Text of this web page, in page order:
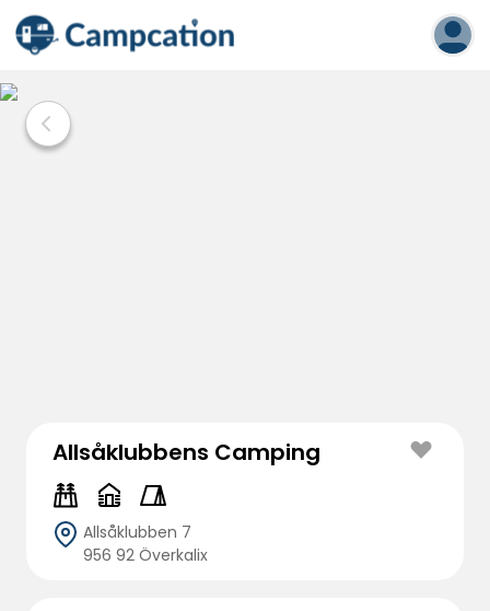
Allsåklubbens Camping
Allsåklubben 7
956 92 Överkalix